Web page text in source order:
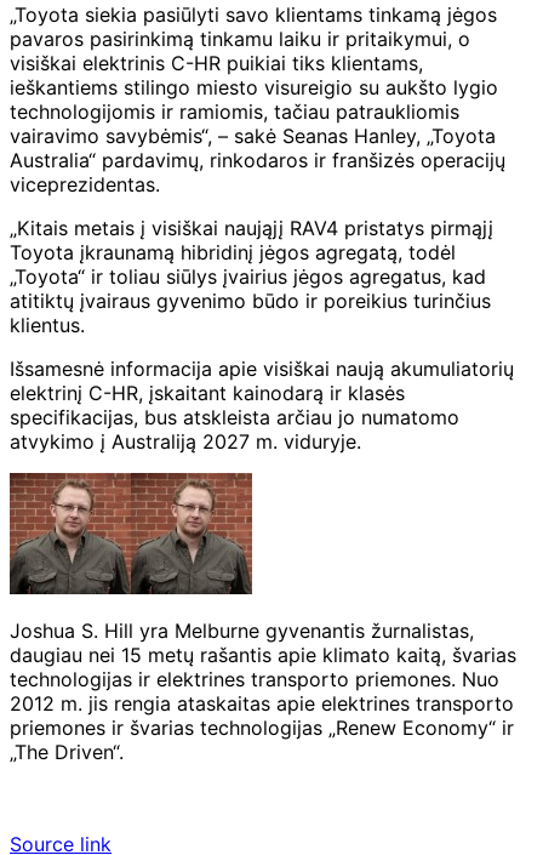
„Toyota siekia pasiūlyti savo klientams tinkamą jėgos
pavaros pasirinkimą tinkamu laiku ir pritaikymui, o
visiškai elektrinis C-HR puikiai tiks klientams,
ieškantiems stilingo miesto visureigio su aukšto lygio
technologijomis ir ramiomis, tačiau patraukliomis
vairavimo savybėmis“, – sakė Seanas Hanley, „Toyota
Australia“ pardavimų, rinkodaros ir franšizės operacijų
viceprezidentas.
„Kitais metais į visiškai naująjį RAV4 pristatys pirmąjį
Toyota įkraunamą hibridinį jėgos agregatą, todėl
„Toyota“ ir toliau siūlys įvairius jėgos agregatus, kad
atitiktų įvairaus gyvenimo būdo ir poreikius turinčius
klientus.
Išsamesnė informacija apie visiškai naują akumuliatorių
elektrinį C-HR, įskaitant kainodarą ir klasės
specifikacijas, bus atskleista arčiau jo numatomo
atvykimo į Australiją 2027 m. viduryje.
Joshua S. Hill yra Melburne gyvenantis žurnalistas,
daugiau nei 15 metų rašantis apie klimato kaitą, švarias
technologijas ir elektrines transporto priemones. Nuo
2012 m. jis rengia ataskaitas apie elektrines transporto
priemones ir švarias technologijas „Renew Economy“ ir
„The Driven“.
Source link